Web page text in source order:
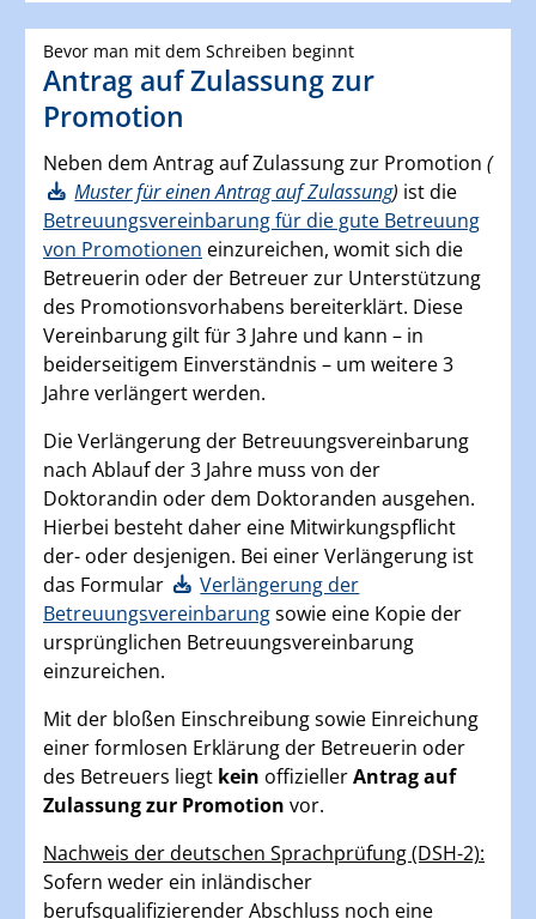
Bevor man mit dem Schreiben beginnt
Antrag auf Zulassung zur
Promotion
Neben dem Antrag auf Zulassung zur Promotion (
Muster für einen Antrag auf Zulassung) ist die
Betreuungsvereinbarung für die gute Betreuung
von Promotionen einzureichen, womit sich die
Betreuerin oder der Betreuer zur Unterstützung
des Promotionsvorhabens bereiterklärt. Diese
Vereinbarung gilt für 3 Jahre und kann – in
beiderseitigem Einverständnis – um weitere 3
Jahre verlängert werden.
Die Verlängerung der Betreuungsvereinbarung
nach Ablauf der 3 Jahre muss von der
Doktorandin oder dem Doktoranden ausgehen.
Hierbei besteht daher eine Mitwirkungspflicht
der- oder desjenigen. Bei einer Verlängerung ist
das Formular
Verlängerung der
Betreuungsvereinbarungsowie eine Kopie der
ursprünglichen Betreuungsvereinbarung
einzureichen.
Mit der bloßen Einschreibung sowie Einreichung
einer formlosen Erklärung der Betreuerin oder
des Betreuers liegt kein offiziellerAntrag auf
Zulassung zur Promotion vor.
Nachweis der deutschen Sprachprüfung (DSH-2):
Sofern weder ein inländischer
berufsqualifizierender Abschluss noch eine